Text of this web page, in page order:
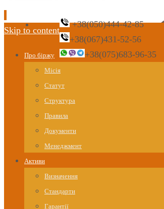
+38(050)444-42-85
+38(067)431-52-56
+38(075)683-96-35
Skip to content
Про біржу
Місія
Статут
Структура
Правила
Документи
Менеджмент
Активи
Визначення
Стандарти
Гарантії